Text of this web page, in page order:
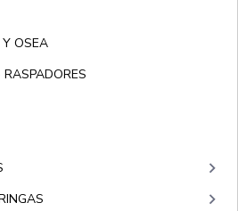
OSEA
keyboard_arrow_right
keyboard_arrow_right